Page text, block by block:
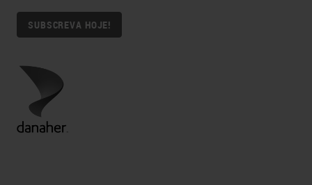
SUBSCREVA HOJE!